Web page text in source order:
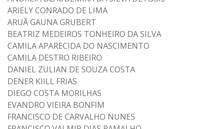
ARIELY CONRADO DE LIMA
ARUÃ GAUNA GRUBERT
BEATRIZ MEDEIROS TONHEIRO DA SILVA
CAMILA APARECIDA DO NASCIMENTO
CAMILA DESTRO RIBEIRO
DANIEL ZULIAN DE SOUZA COSTA
DENER KIILL FRIAS
DIEGO COSTA MORILHAS
EVANDRO VIEIRA BONFIM
FRANCISCO DE CARVALHO NUNES